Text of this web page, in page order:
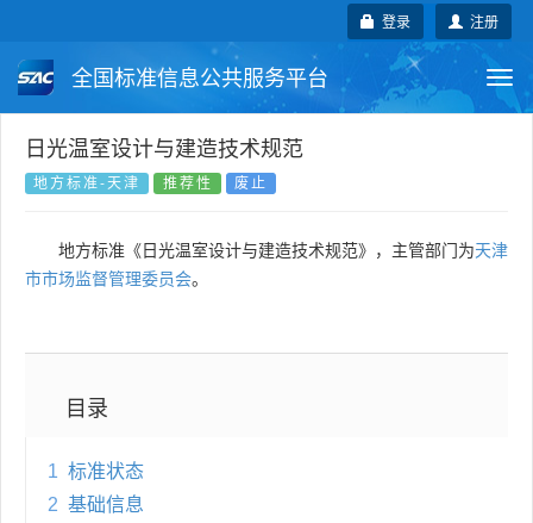
注册
登录
全国标准信息公共服务平台
国家标准 行业标准
国外标准 技术委员会
日光温室设计与建造技术规范
地方标准-天津 推荐性 废止
地方标准《日光温室设计与建造技术规范》，主管部门为天津
市市场监督管理委员会。
目录
1 标准状态
2 基础信息